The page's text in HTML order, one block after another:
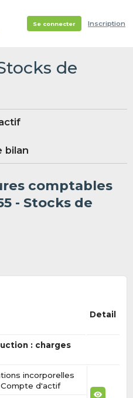
Se connecter Inscription
de
bilan
comptables
- Stocks de
Detail
: charges
incorporelles
d'actif